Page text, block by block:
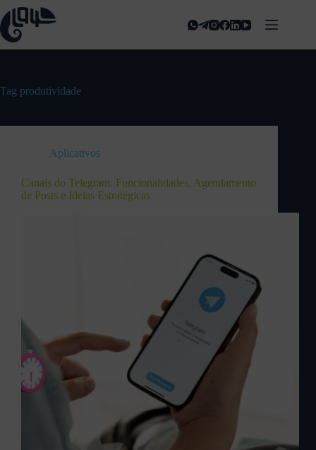
Tag produtividade
Aplicativos
Canais do Telegram: Funcionalidades, Agendamento
de Posts e Ideias Estratégicas